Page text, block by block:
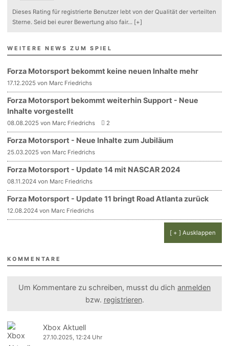
Dieses Rating für registrierte Benutzer lebt von der Qualität der verteilten
Sterne. Seid bei eurer Bewertung also fair... [+]
WEITERE NEWS ZUM SPIEL
Forza Motorsport bekommt keine neuen Inhalte mehr
17.12.2025 von Marc Friedrichs
Forza Motorsport bekommt weiterhin Support - Neue
Inhalte vorgestellt
08.08.2025 von Marc Friedrichs 2
Forza Motorsport - Neue Inhalte zum Jubiläum
25.03.2025 von Marc Friedrichs
Forza Motorsport - Update 14 mit NASCAR 2024
08.11.2024 von Marc Friedrichs
Forza Motorsport - Update 11 bringt Road Atlanta zurück
12.08.2024 von Marc Friedrichs
[ + ] Ausklappen
KOMMENTARE
Um Kommentare zu schreiben, musst du dich anmelden
bzw. registrieren.
Xbox Aktuell
27.10.2025, 12:24 Uhr